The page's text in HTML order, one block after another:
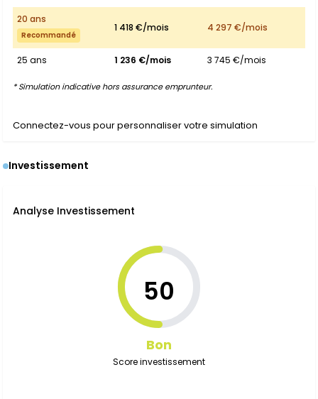
20 ans
Recommandé
1 418 €/mois 4 297 €/mois
25 ans 1 236 €/mois 3 745 €/mois
* Simulation indicative hors assurance emprunteur.
Connectez-vous pour personnaliser votre simulation
Investissement
Analyse Investissement
50
Bon
Score investissement